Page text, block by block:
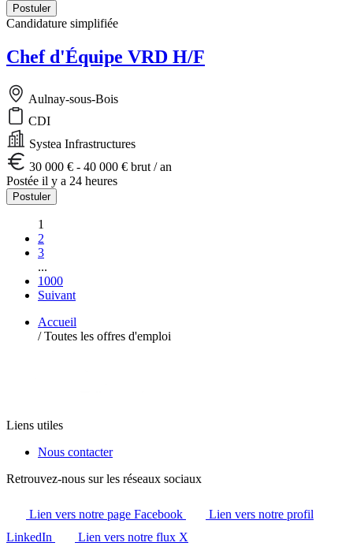
Postuler
Candidature simplifiée
Chef d'Équipe VRD H/F
Aulnay-sous-Bois
CDI
Systea Infrastructures
30 000 € - 40 000 € brut / an
Postée il y a 24 heures
Postuler
1
2
3
...
1000
Suivant
Accueil
/ Toutes les offres d'emploi
Liens utiles
Nous contacter
Retrouvez-nous sur les réseaux sociaux
Lien vers notre page Facebook
Lien vers notre profil
LinkedIn
Lien vers notre flux X